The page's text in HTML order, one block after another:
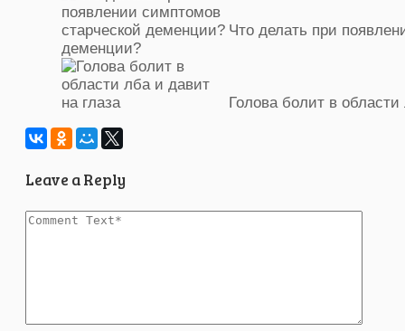
Что делать при
деменции?
Голова болит в
Leave a Reply